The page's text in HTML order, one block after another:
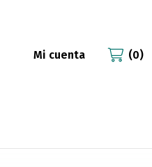
Mi cuenta 0